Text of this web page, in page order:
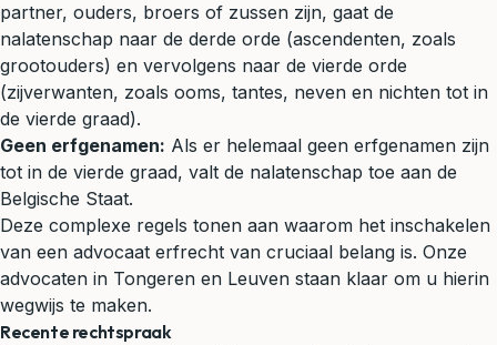
partner, ouders, broers of zussen zijn, gaat de
nalatenschap naar de derde orde (ascendenten, zoals
grootouders) en vervolgens naar de vierde orde
(zijverwanten, zoals ooms, tantes, neven en nichten tot in
de vierde graad).
Geen erfgenamen: Als er helemaal geen erfgenamen zijn
tot in de vierde graad, valt de nalatenschap toe aan de
Belgische Staat.
Deze complexe regels tonen aan waarom het inschakelen
van een advocaat erfrecht van cruciaal belang is. Onze
advocaten in Tongeren en Leuven staan klaar om u hierin
wegwijs te maken.
Recente rechtspraak